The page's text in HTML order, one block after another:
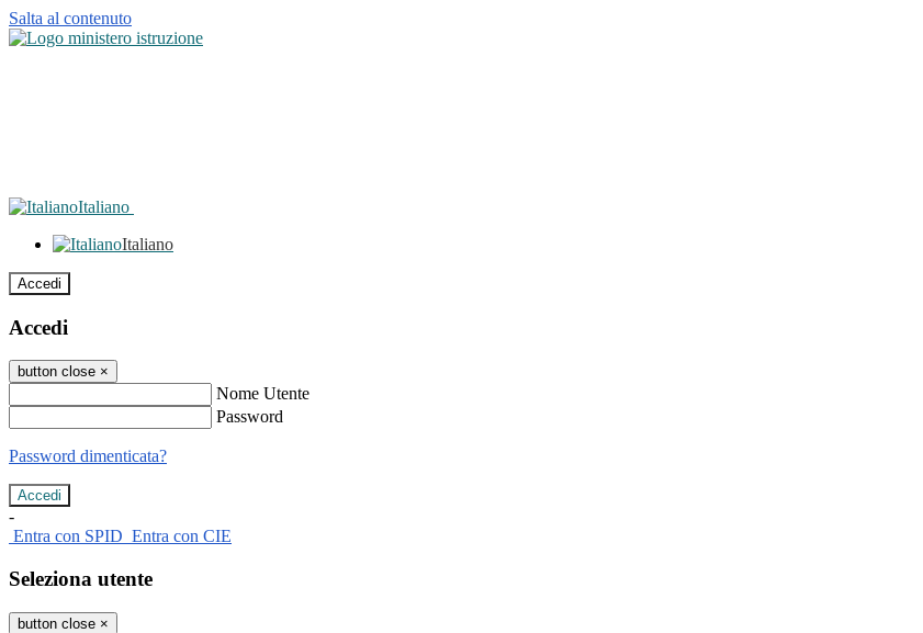
Salta al contenuto
Italiano
Italiano
Accedi
Accedi
button close ×
Nome Utente
Password
Password dimenticata?
-
Entra con SPID Entra con CIE
Seleziona utente
button close ×